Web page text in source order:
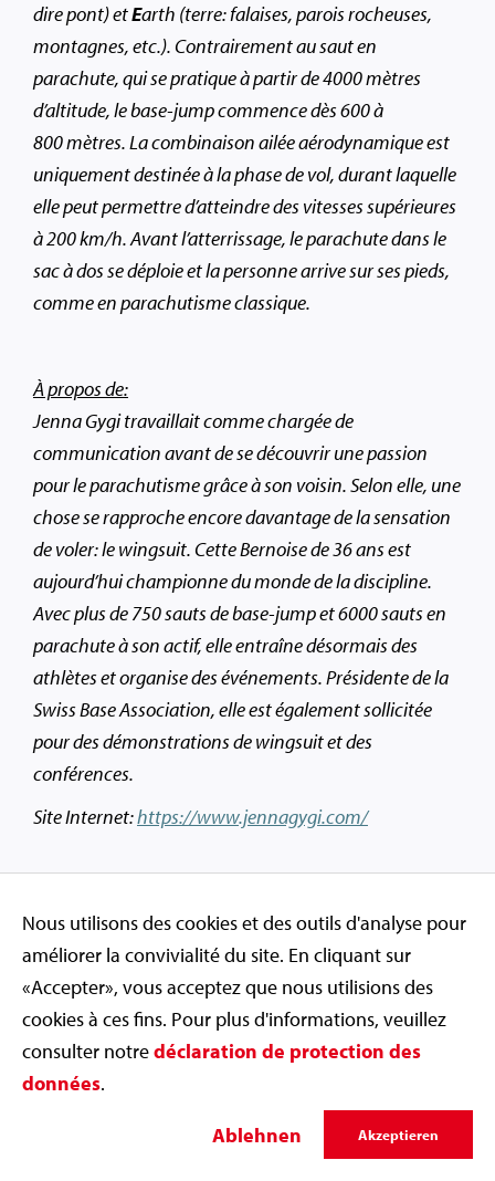
dire pont) etEarth (terre: falaises, parois rocheuses,
montagnes, etc.). Contrairement au saut en
parachute, qui se pratique à partir de 4000 mètres
d’altitude, le base-jump commence dès 600 à
800 mètres. La combinaison ailée aérodynamique est
uniquement destinée à la phase de vol, durant laquelle
elle peut permettre d’atteindre des vitesses supérieures
à 200 km/h. Avant l’atterrissage, le parachute dans le
sac à dos se déploie et la personne arrive sur ses pieds,
comme en parachutisme classique.
À propos de:
Jenna Gygi travaillait comme chargée de
communication avant de se découvrir une passion
pour le parachutisme grâce à son voisin. Selon elle, une
chose se rapproche encore davantage de la sensation
de voler: le wingsuit. Cette Bernoise de 36 ans est
aujourd’hui championne du monde de la discipline.
Avec plus de 750 sauts de base-jump et 6000 sauts en
parachute à son actif, elle entraîne désormais des
athlètes et organise des événements. Présidente de la
Swiss Base Association, elle est également sollicitée
pour des démonstrations de wingsuit et des
conférences.
Site Internet:https://www.jennagygi.com/
Propos recueillis par Loïc Schwab, équipe Médias de
Swiss Olympic
Contact
Swiss Olympic Association
Nous utilisons des cookies et des outils d'analyse pour
améliorer la convivialité du site. En cliquant sur
«Accepter», vous acceptez que nous utilisions des
cookies à ces fins. Pour plus d'informations, veuillez
consulter notredéclaration de protection des
données.
Ablehnen Akzeptieren